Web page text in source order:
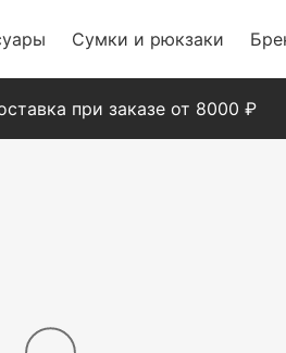
Сумки и рюкзаки
при заказе от 8000 ₽